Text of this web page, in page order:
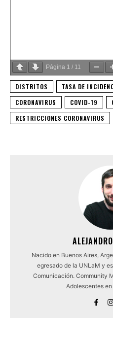
Página 1 / 11
DISTRITOS TASA DE
CORONAVIRUS
COVID-19
RESTRICCIONES CORONAVIRUS
Nacido en Buenos Aires,
egresado de la UNLaM y
Comunicación. Community
Adolescentes